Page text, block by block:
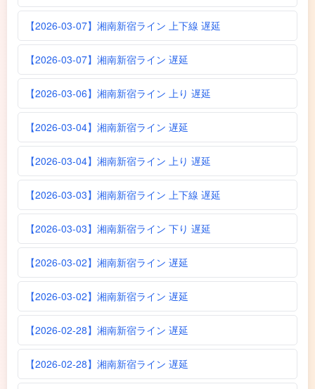
【2026-03-07】湘南新宿ライン 上下線 遅延
【2026-03-07】湘南新宿ライン 遅延
【2026-03-06】湘南新宿ライン 上り 遅延
【2026-03-04】湘南新宿ライン 遅延
【2026-03-04】湘南新宿ライン 上り 遅延
【2026-03-03】湘南新宿ライン 上下線 遅延
【2026-03-03】湘南新宿ライン 下り 遅延
【2026-03-02】湘南新宿ライン 遅延
【2026-03-02】湘南新宿ライン 遅延
【2026-02-28】湘南新宿ライン 遅延
【2026-02-28】湘南新宿ライン 遅延